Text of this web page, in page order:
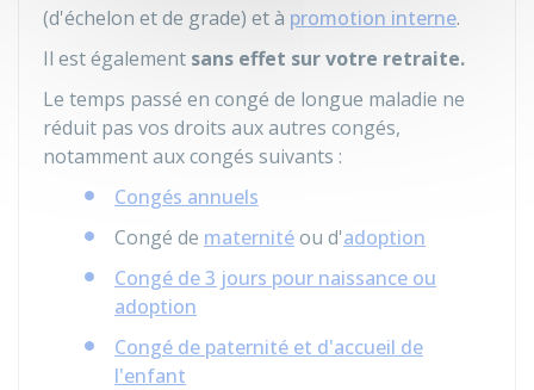
(d'échelon et de grade) et à promotion interne.
Il est également sans effet sur votre retraite.
Le temps passé en congé de longue maladie ne
réduit pas vos droits aux autres congés,
notamment aux congés suivants :
Congés annuels
Congé de maternitéou d'adoption
Congé de 3 jours pour naissance ou
adoption
Congé de paternité et d'accueil de
l'enfant